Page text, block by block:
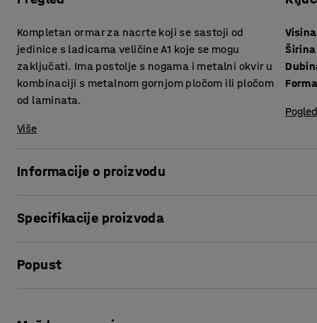
Kompletan ormar za nacrte koji se sastoji od
jedinice s ladicama veličine A1 koje se mogu
zaključati. Ima postolje s nogama i metalni okvir u
kombinaciji s metalnom gornjom pločom ili pločom
od laminata.
Više
Visina
Širina
Informacije o proizvodu
će zaštititi vaše nacrte, olakšavaju održavanje urednosti
Specifikacije proizvoda
Širina: 990
Materijal
Popust